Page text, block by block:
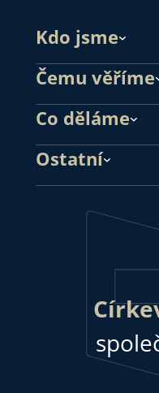
Kdo jsme
Čemu věříme
Co děláme
Ostatní